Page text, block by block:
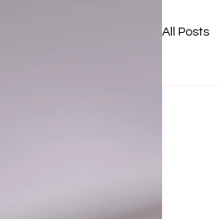
All Posts